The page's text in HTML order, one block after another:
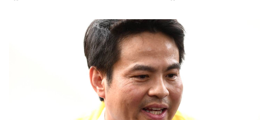
แต่รอบนี้กลับมาบอกว่าถอนแล้ว จึงไม่ทราบว่าสิ่งที่ถอนนั้นคือ
ถอนอะไร แต่เราคงต้องติดตามเรื่องนี้อย่างต่อเนื่อง ที่บอกว่าจะ
ไม่ใช้เงินรัฐบาล สุดท้ายแล้วจะไปใช้กองทุน USO